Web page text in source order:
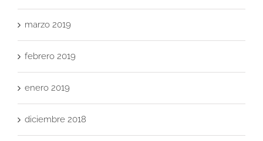
marzo 2019
febrero 2019
enero 2019
diciembre 2018